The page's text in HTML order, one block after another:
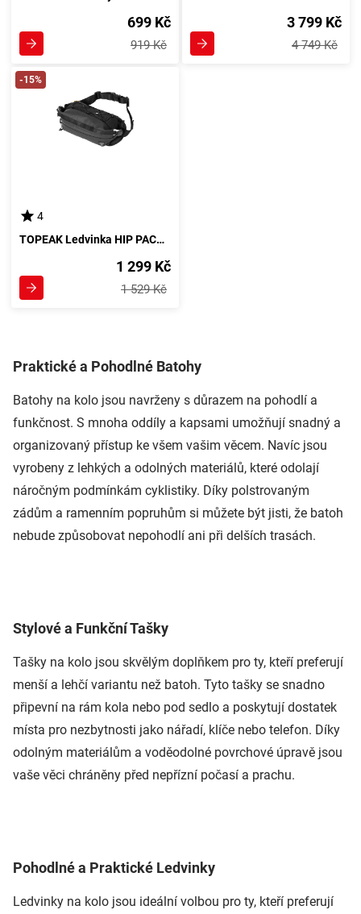
699 Kč
919 Kč
3 799 Kč
4 749 Kč
-15%
4
TOPEAK Ledvinka HIP PACK černá
1 299 Kč
1 529 Kč
Praktické a Pohodlné Batohy
Batohy na kolo jsou navrženy s důrazem na pohodlí a
funkčnost. S mnoha oddíly a kapsami umožňují snadný a
organizovaný přístup ke všem vašim věcem. Navíc jsou
vyrobeny z lehkých a odolných materiálů, které odolají
náročným podmínkám cyklistiky. Díky polstrovaným
zádům a ramenním popruhům si můžete být jisti, že batoh
nebude způsobovat nepohodlí ani při delších trasách.
Stylové a Funkční Tašky
Tašky na kolo jsou skvělým doplňkem pro ty, kteří preferují
menší a lehčí variantu než batoh. Tyto tašky se snadno
připevní na rám kola nebo pod sedlo a poskytují dostatek
místa pro nezbytnosti jako nářadí, klíče nebo telefon. Díky
odolným materiálům a voděodolné povrchové úpravě jsou
vaše věci chráněny před nepřízní počasí a prachu.
Pohodlné a Praktické Ledvinky
Ledvinky na kolo jsou ideální volbou pro ty, kteří preferují